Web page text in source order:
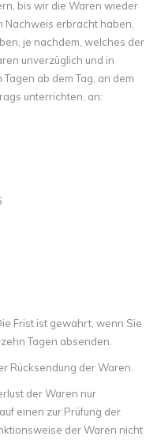
bis wir die Waren wieder
Nachweis erbracht haben,
je nachdem, welches der
unverzüglich und in
ab dem Tag, an dem
unterrichten, an:
Frist ist gewahrt, wenn Sie
Tagen absenden.
Rücksendung der Waren.
der Waren nur
einen zur Prüfung der
der Waren nicht